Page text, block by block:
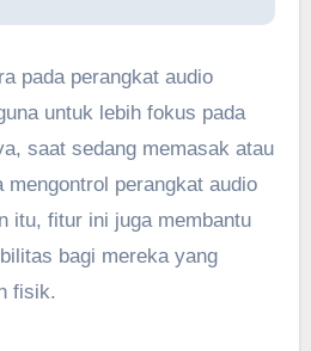
pada perangkat audio
untuk lebih fokus pada
saat sedang memasak atau
mengontrol perangkat audio
itu, fitur ini juga membantu
bagi mereka yang
fisik.